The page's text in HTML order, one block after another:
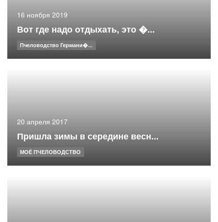
16 ноября 2019
Вот где надо отдыхать, это �...
Пчеловодство Германи�...
20 апреля 2017
Пришла зимы в середине весн...
МОЁ ПЧЕЛОВОДСТВО